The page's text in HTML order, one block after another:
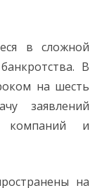
в сложной
В
на шесть
заявлений
компаний и
на